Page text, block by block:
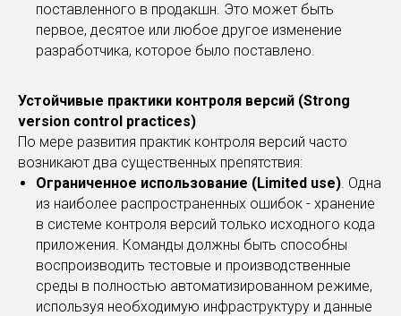
поставленного в продакшн. Это может быть
первое, десятое или любое другое изменение
разработчика, которое было поставлено.
Устойчивые практики контроля версий (Strong
version control practices)
По мере развития практик контроля версий часто
возникают два существенных препятствия:
Ограниченное использование (Limited use). Одна
из наиболее распространенных ошибок - хранение
в системе контроля версий только исходного кода
приложения. Команды должны быть способны
воспроизводить тестовые и производственные
среды в полностью автоматизированном режиме,
используя необходимую инфраструктуру и данные